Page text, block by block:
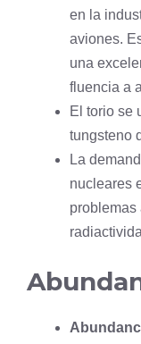
en la
aviones.
una
fluencia a
El torio se
tungsteno
La
nucleares
problemas